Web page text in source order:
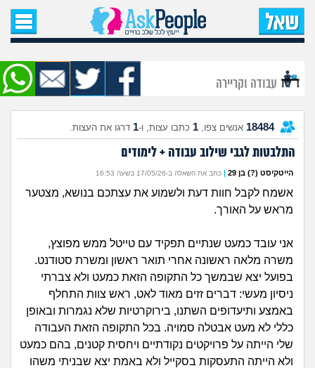
עמוד הבית
שאל שאלה
שאלות חדשות
שאלות שעוררו עניין
עצות חדשות
מתחם הטיפים
מדורים
זוגיות
היריון ולידה
חיפוש שאלות
הרשמה | התחברות
עבודה וקריירה
18484 אנשים צפו, 1 כתבו עצות, ו-1 דרגו את העצות.
התלבטות לגבי שילוב עבודה + לימודים
הייטקיסט (?) בן 29 | כתב את השאלה ב-17/05/26 בשעה 16:53
אשמח לקבל חוות דעת ולשמוע את עצתכם בנושא, מצטער
מראש על האורך.
אני עובד כמעט שנתיים תפקיד עם טייטל ממש מפוצץ,
משרה מלאה ראשונה אחרי תואר ראשון ומשרת סטודנט.
בפועל יצא שבמשך כל התקופה הזאת כמעט ולא צברתי
ניסיון מעשי: דברים זזים מאוד לאט, ראש צוות התחלף
באמצע ותיעדופים השתנו, בירוקרטיות שלא נגמרות ובאופן
כללי לא מעט אבטלה סמויה. בכל התקופה הזאת העבודה
שלי הייתה על פרויקטים נקודתיים ויחסית קטנים, בהם כמעט
ולא הייתה התעסקות בסקייל ולא באמת יצא שבניתי משהו